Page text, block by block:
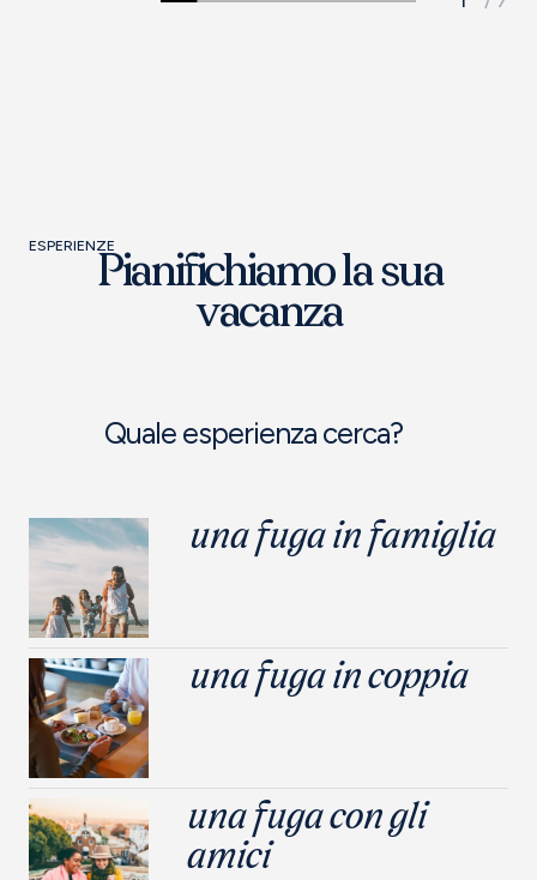
ESPERIENZE
Pianifichiamo la sua
vacanza
Quale esperienza cerca?
una fuga in famiglia
una fuga in coppia
una fuga con gli
amici